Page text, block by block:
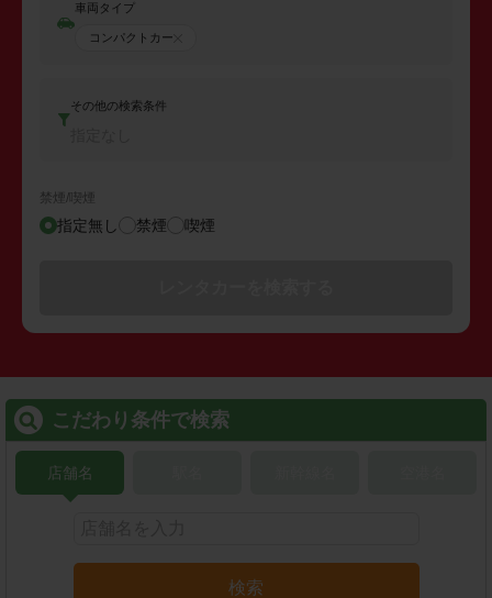
車両タイプ
コンパクトカー
その他の検索条件
禁煙/喫煙
指定無し 禁煙 喫煙
こだわり条件で検索
店舗名
検索